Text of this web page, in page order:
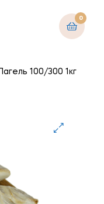
0
100/300 1кг